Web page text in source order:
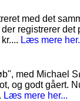
med det
registrerer
Læs mere
med Michael
og godt gåert.
Læs mere her...